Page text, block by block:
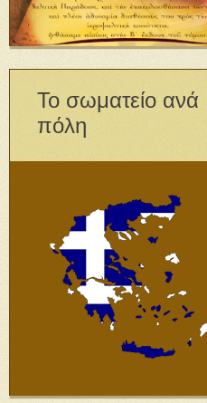
Το σωματείο ανά
πόλη